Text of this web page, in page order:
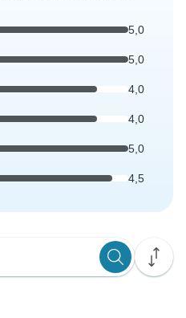
5,0
5,0
4,0
4,0
5,0
4,5